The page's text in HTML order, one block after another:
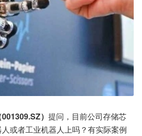
） 提问，目前公司存储芯
或者工业机器人上吗？有实际案例